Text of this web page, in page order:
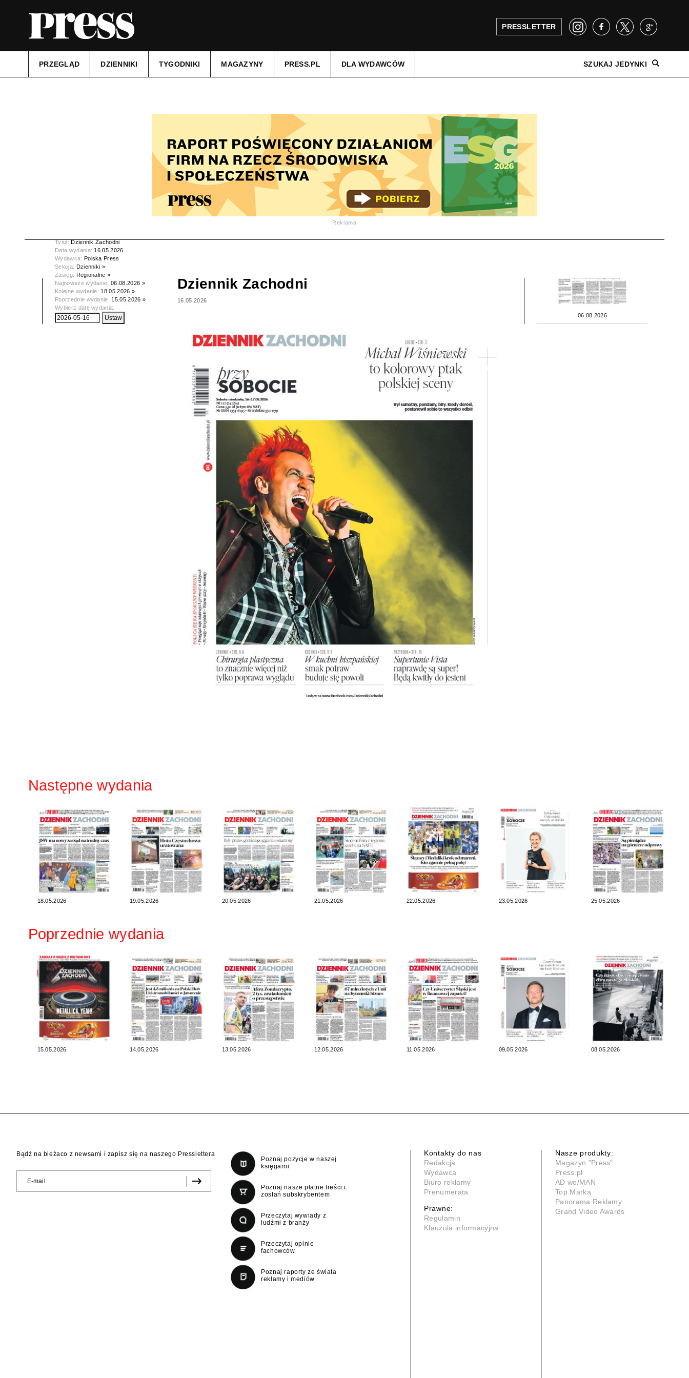
PRESSLETTER
PRZEGLĄD DZIENNIKI TYGODNIKI MAGAZYNY PRESS.PL DLA WYDAWCÓW SZUKAJ JEDYNKI
Reklama
Tytuł:Dziennik Zachodni
Data wydania: 16.05.2026
Wydawca: Polska Press
Sekcja: Dzienniki »
Zasięg: Regionalne »
Najnowsze wydanie:06.08.2026 »
Kolejne wydanie: 18.05.2026 »
Poprzednie wydanie: 15.05.2026 »
Wybierz datę wydania:
Dziennik Zachodni
16.05.2026
06.08.2026
Następne wydania
18.05.2026 19.05.2026 20.05.2026 21.05.2026 22.05.2026 23.05.2026 25.05.2026
Poprzednie wydania
15.05.2026 14.05.2026 13.05.2026 12.05.2026 11.05.2026 09.05.2026 08.05.2026
Bądź na bieżaco z newsami i zapisz się na naszego Presslettera
Poznaj pozycje w naszej
księgarni
Poznaj nasze płatne treści i
zostań subskrybentem
Przeczytaj wywiady z
ludźmi z branży
Przeczytaj opinie
fachowców
Poznaj raporty ze świata
reklamy i mediów
Kontakty do nas
Redakcja
Wydawca
Biuro reklamy
Prenumerata
Prawne:
Regulamin
Klauzula informacyjna
Nasze produkty:
Magazyn "Press"
Press.pl
AD wo/MAN
Top Marka
Panorama Reklamy
Grand Video Awards